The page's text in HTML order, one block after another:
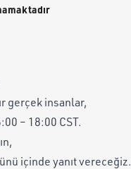
gerçek insanlar,
– 18:00 CST.
içinde yanıt vereceğiz.